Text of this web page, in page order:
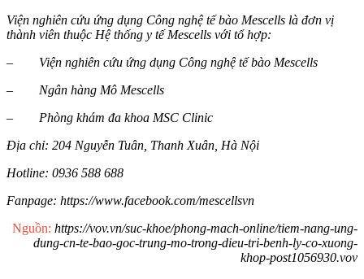
Viện nghiên cứu ứng dụng Công nghệ tế bào Mescells là đơn vị
thành viên thuộc Hệ thống y tế Mescells với tổ hợp:
– Viện nghiên cứu ứng dụng Công nghệ tế bào Mescells
– Ngân hàng Mô Mescells
– Phòng khám đa khoa MSC Clinic
Địa chỉ: 204 Nguyễn Tuân, Thanh Xuân, Hà Nội
Hotline: 0936 588 688
Fanpage: https://www.facebook.com/mescellsvn
Nguồn: https://vov.vn/suc-khoe/phong-mach-online/tiem-nang-ung-
dung-cn-te-bao-goc-trung-mo-trong-dieu-tri-benh-ly-co-xuong-
khop-post1056930.vov